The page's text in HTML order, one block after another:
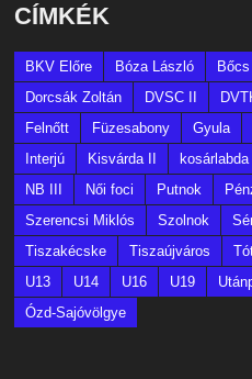
CÍMKÉK
BKV Előre Bóza László Bőcs
Dorcsák Zoltán
DVSC II
Felnőtt
Füzesabony Gyula
Interjú
Kisvárda II kosárlabda
NB III
Női foci Putnok
Szerencsi Miklós
Szolnok
Tiszakécske
Tiszaújváros
U13
U14 U16 U19
Ózd-Sajóvölgye